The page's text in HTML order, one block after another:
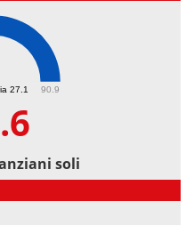
27.1 90.9
soli